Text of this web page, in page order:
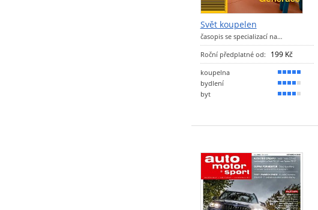
Svět koupelen
časopis se specializací na…
Roční předplatné od: 199 Kč
koupelna
100 %
bydlení
80 %
byt
70 %